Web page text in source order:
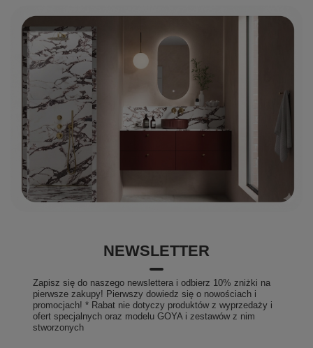
NEWSLETTER
Zapisz się do naszego newslettera i odbierz 10% zniżki na
pierwsze zakupy! Pierwszy dowiedz się o nowościach i
promocjach! * Rabat nie dotyczy produktów z wyprzedaży i
ofert specjalnych oraz modelu GOYA i zestawów z nim
stworzonych